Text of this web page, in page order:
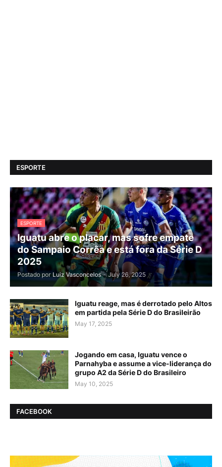
ESPORTE
ESPORTE
Iguatu abre o placar, mas sofre empate
do Sampaio Corrêa e está fora da Série D
2025
Postado por Luiz Vasconcelos - July 26, 2025
Iguatu reage, mas é derrotado pelo Altos
em partida pela Série D do Brasileirão
May 17, 2025
Jogando em casa, Iguatu vence o
Parnahyba e assume a vice-liderança do
grupo A2 da Série D do Brasileiro
May 10, 2025
FACEBOOK